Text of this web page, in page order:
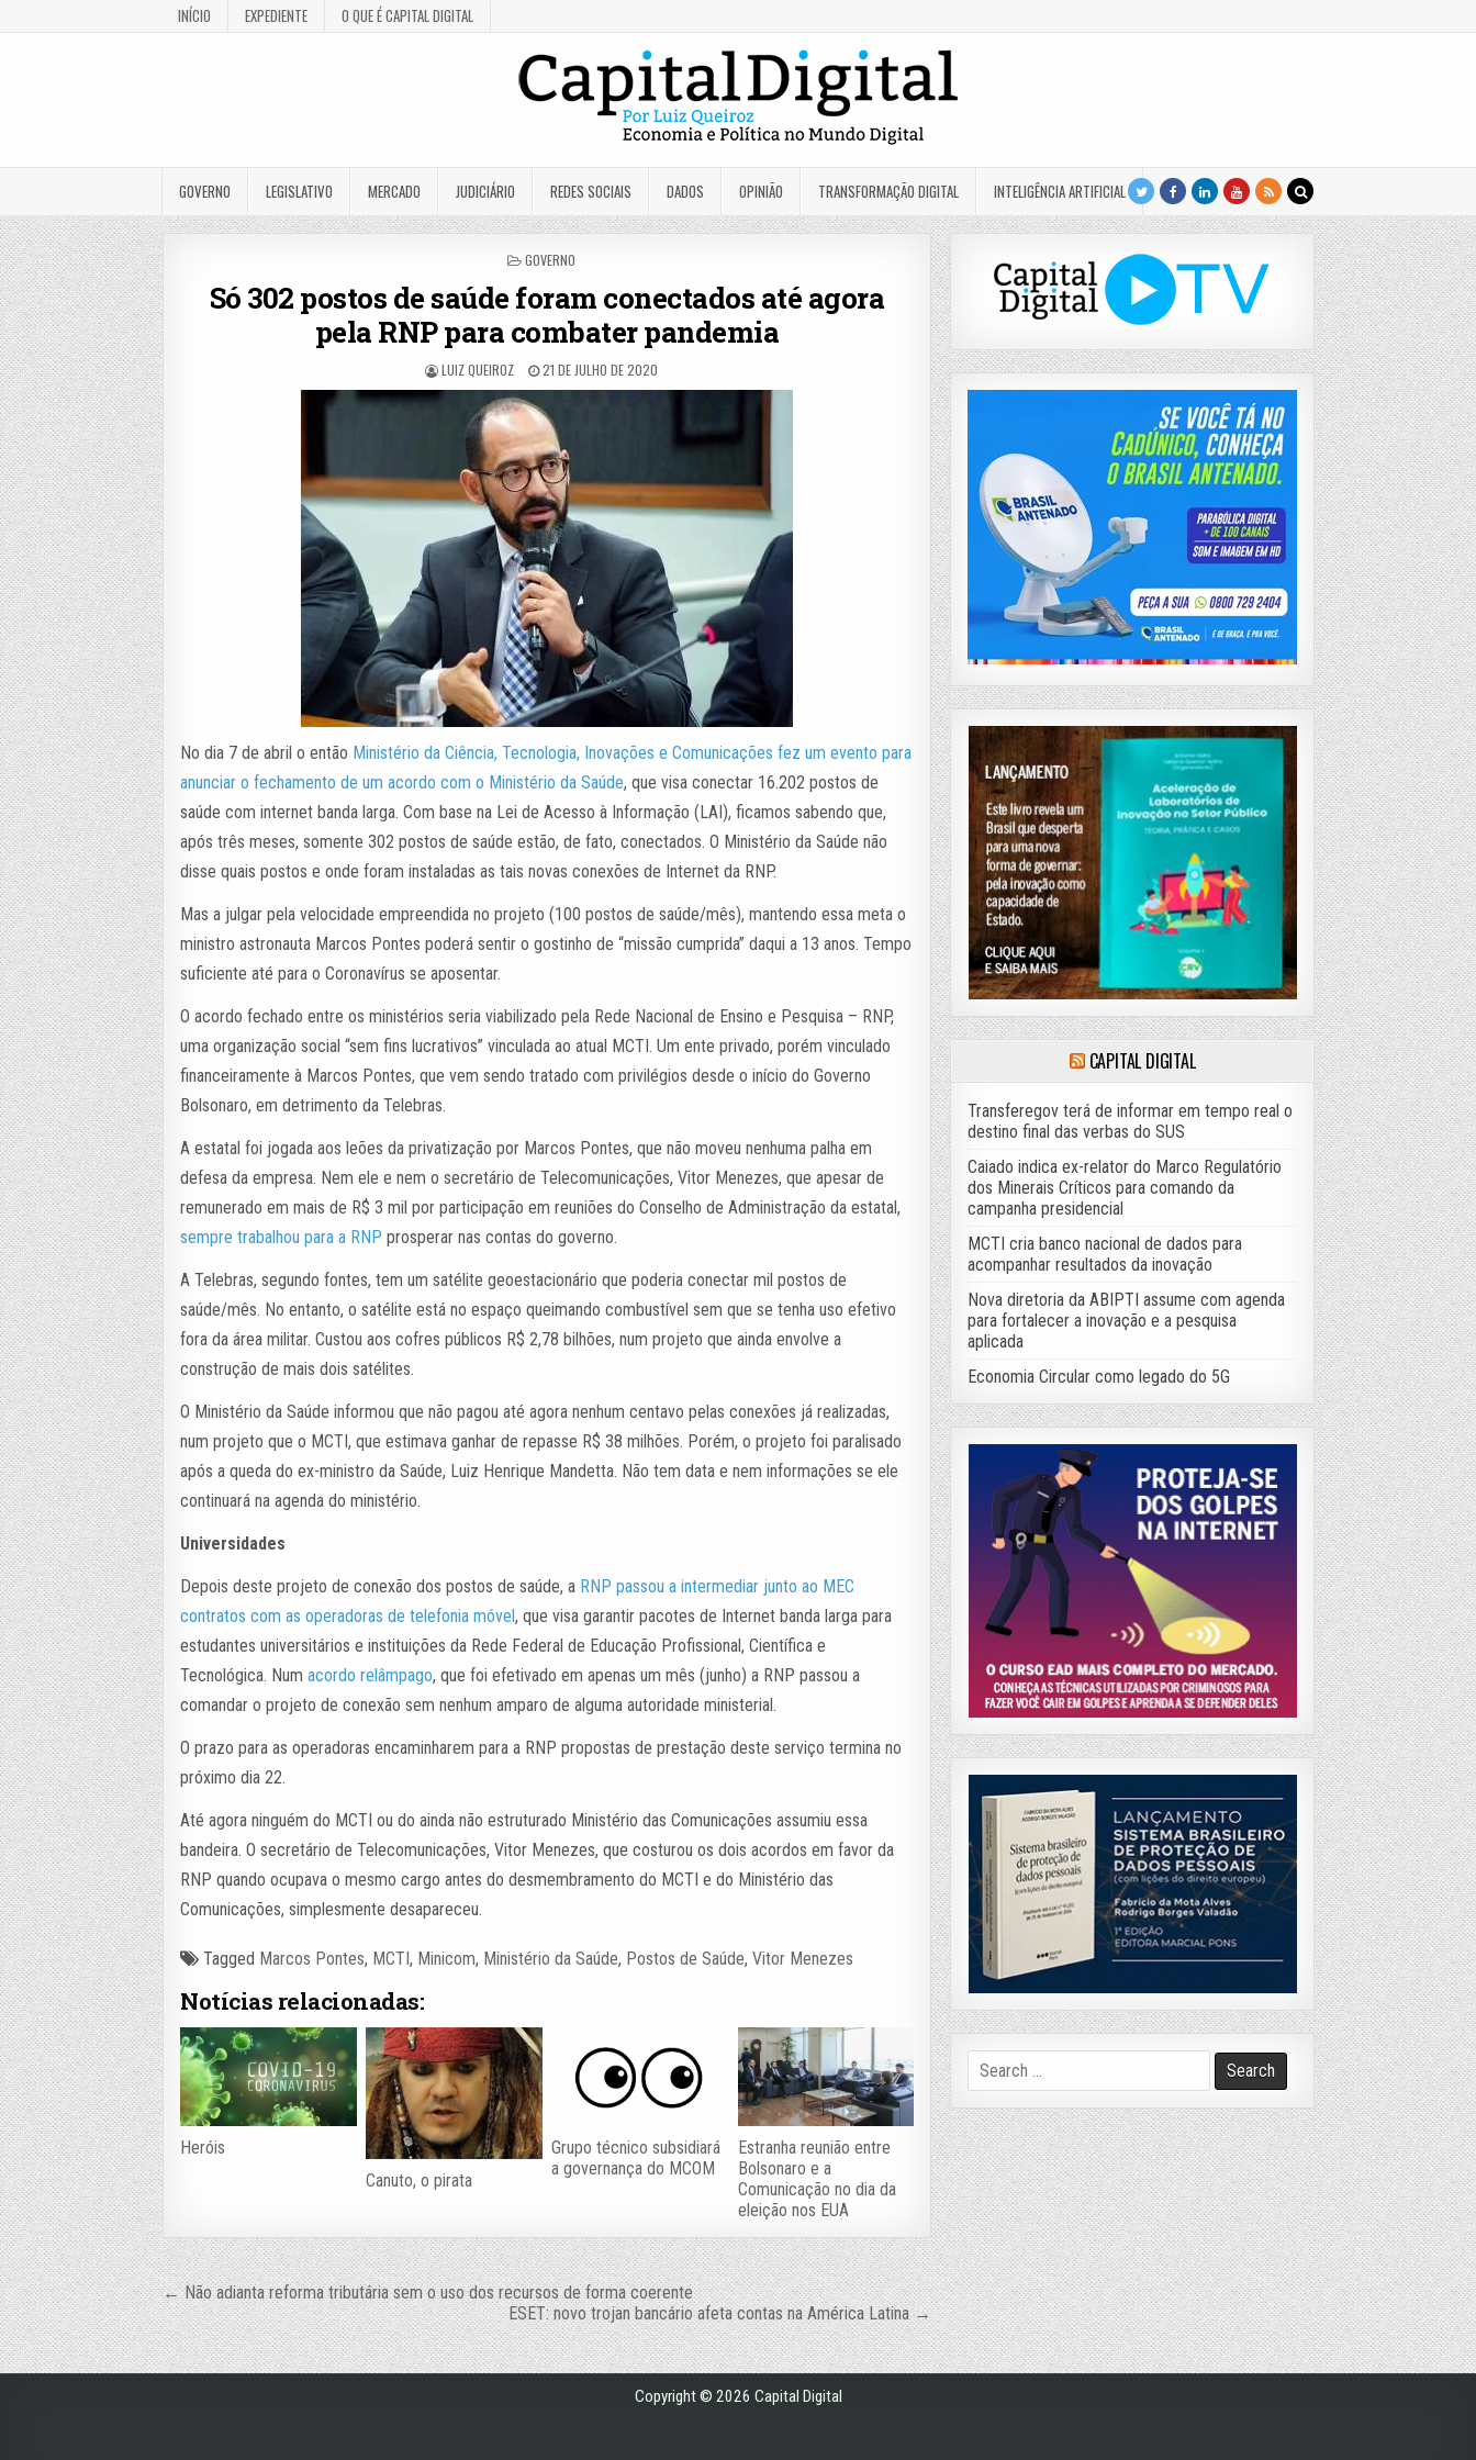
INÍCIO EXPEDIENTE O QUE É CAPITAL DIGITAL
GOVERNO LEGISLATIVO MERCADO JUDICIÁRIO REDES SOCIAIS DADOS OPINIÃO TRANSFORMAÇÃO DIGITAL INTELIGÊNCIA ARTIFICIAL
POSTED
GOVERNO
Só 302 postos de saúde foram conectados até agora
pela RNP para combater pandemia
LUIZ QUEIROZ 21 DE JULHO DE 2020
No dia 7 de abril o então Ministério da Ciência, Tecnologia, Inovações e Comunicações fez um evento para
anunciar o fechamento de um acordo com o Ministério da Saúde, que visa conectar 16.202 postos de
saúde com internet banda larga. Com base na Lei de Acesso à Informação (LAI), ficamos sabendo que,
após três meses, somente 302 postos de saúde estão, de fato, conectados. O Ministério da Saúde não
disse quais postos e onde foram instaladas as tais novas conexões de Internet da RNP.
Mas a julgar pela velocidade empreendida no projeto (100 postos de saúde/mês), mantendo essa meta o
ministro astronauta Marcos Pontes poderá sentir o gostinho de “missão cumprida” daqui a 13 anos. Tempo
suficiente até para o Coronavírus se aposentar.
O acordo fechado entre os ministérios seria viabilizado pela Rede Nacional de Ensino e Pesquisa – RNP,
uma organização social “sem fins lucrativos” vinculada ao atual MCTI. Um ente privado, porém vinculado
financeiramente à Marcos Pontes, que vem sendo tratado com privilégios desde o início do Governo
Bolsonaro, em detrimento da Telebras.
A estatal foi jogada aos leões da privatização por Marcos Pontes, que não moveu nenhuma palha em
defesa da empresa. Nem ele e nem o secretário de Telecomunicações, Vitor Menezes, que apesar de
remunerado em mais de R$ 3 mil por participação em reuniões do Conselho de Administração da estatal,
sempre trabalhou para a RNP prosperar nas contas do governo.
A Telebras, segundo fontes, tem um satélite geoestacionário que poderia conectar mil postos de
saúde/mês. No entanto, o satélite está no espaço queimando combustível sem que se tenha uso efetivo
fora da área militar. Custou aos cofres públicos R$ 2,78 bilhões, num projeto que ainda envolve a
construção de mais dois satélites.
O Ministério da Saúde informou que não pagou até agora nenhum centavo pelas conexões já realizadas,
num projeto que o MCTI, que estimava ganhar de repasse R$ 38 milhões. Porém, o projeto foi paralisado
após a queda do ex-ministro da Saúde, Luiz Henrique Mandetta. Não tem data e nem informações se ele
continuará na agenda do ministério.
Universidades
Depois deste projeto de conexão dos postos de saúde, a RNP passou a intermediar junto ao MEC
contratos com as operadoras de telefonia móvel, que visa garantir pacotes de Internet banda larga para
estudantes universitários e instituições da Rede Federal de Educação Profissional, Científica e
Tecnológica. Numacordo relâmpago, que foi efetivado em apenas um mês (junho) a RNP passou a
comandar o projeto de conexão sem nenhum amparo de alguma autoridade ministerial.
O prazo para as operadoras encaminharem para a RNP propostas de prestação deste serviço termina no
próximo dia 22.
Até agora ninguém do MCTI ou do ainda não estruturado Ministério das Comunicações assumiu essa
bandeira. O secretário de Telecomunicações, Vitor Menezes, que costurou os dois acordos em favor da
RNP quando ocupava o mesmo cargo antes do desmembramento do MCTI e do Ministério das
Comunicações, simplesmente desapareceu.
Tagged Marcos Pontes, MCTI, Minicom, Ministério da Saúde, Postos de Saúde,Vitor Menezes
Notícias relacionadas:
Heróis
Canuto, o pirata
Grupo técnico subsidiará
a governança do MCOM
Estranha reunião entre
Bolsonaro e a
Comunicação no dia da
eleição nos EUA
Navegação
de
Post
← Não adianta reforma tributária sem o uso dos recursos de forma coerente
ESET: novo trojan bancário afeta contas na América Latina →
CAPITAL DIGITAL
Transferegov terá de informar em tempo real o
destino final das verbas do SUS
Caiado indica ex-relator do Marco Regulatório
dos Minerais Críticos para comando da
campanha presidencial
MCTI cria banco nacional de dados para
acompanhar resultados da inovação
Nova diretoria da ABIPTI assume com agenda
para fortalecer a inovação e a pesquisa
aplicada
Economia Circular como legado do 5G
Search
for:
Copyright © 2026 Capital Digital